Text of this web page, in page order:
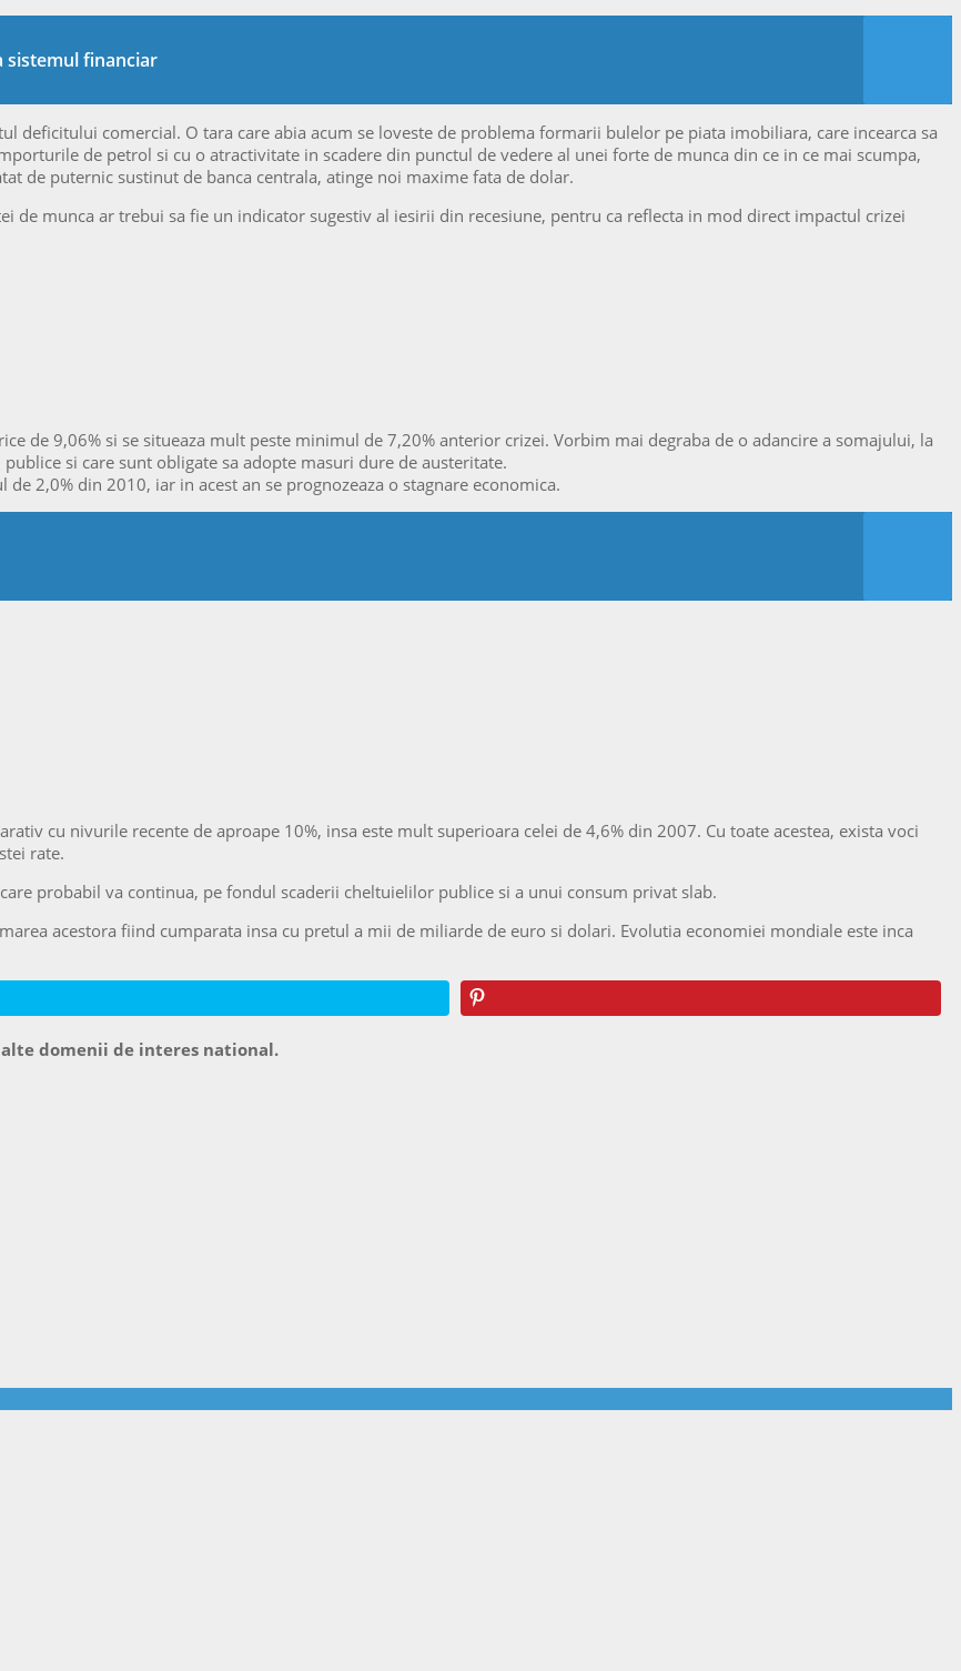
sistemul financiar
deficitului comercial. O tara care abia acum se loveste de problema formarii bulelor pe piata imobiliara, care incearca sa
de petrol si cu o atractivitate in scadere din punctul de vedere al unei forte de munca din ce in ce mai scumpa,
de puternic sustinut de banca centrala, atinge noi maxime fata de dolar.
de munca ar trebui sa fie un indicator sugestiv al iesirii din recesiune, pentru ca reflecta in mod direct impactul crizei
de 9,06% si se situeaza mult peste minimul de 7,20% anterior crizei. Vorbim mai degraba de o adancire a somajului, la
si care sunt obligate sa adopte masuri dure de austeritate.
2,0% din 2010, iar in acest an se prognozeaza o stagnare economica.
cu nivurile recente de aproape 10%, insa este mult superioara celei de 4,6% din 2007. Cu toate acestea, exista voci
rate.
probabil va continua, pe fondul scaderii cheltuielilor publice si a unui consum privat slab.
acestora fiind cumparata insa cu pretul a mii de miliarde de euro si dolari. Evolutia economiei mondiale este inca
domenii de interes national.